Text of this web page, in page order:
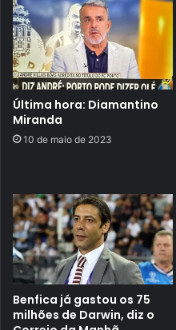
Última hora: Diamantino
Miranda
10 de maio de 2023
Benfica já gastou os 75
milhões de Darwin, diz o